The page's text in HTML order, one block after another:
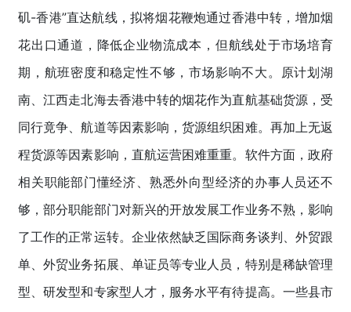
矶-香港”直达航线，拟将烟花鞭炮通过香港中转，增加烟
花出口通道，降低企业物流成本，但航线处于市场培育
期，航班密度和稳定性不够，市场影响不大。原计划湖
南、江西走北海去香港中转的烟花作为直航基础货源，受
同行竟争、航道等因素影响，货源组织困难。再加上无返
程货源等因素影响，直航运营困难重重。软件方面，政府
相关职能部门懂经济、熟悉外向型经济的办事人员还不
够，部分职能部门对新兴的开放发展工作业务不熟，影响
了工作的正常运转。企业依然缺乏国际商务谈判、外贸跟
单、外贸业务拓展、单证员等专业人员，特别是稀缺管理
型、研发型和专家型人才，服务水平有待提高。一些县市